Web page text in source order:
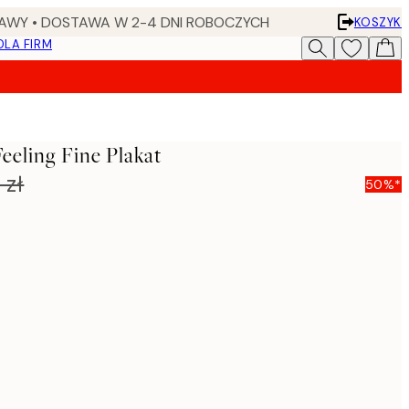
• DOSTAWA W 2-4 DNI ROBOCZYCH
KOSZYK
FIRM
Fine Plakat
50%*